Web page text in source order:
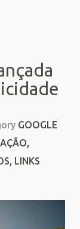
GOOGLE
,
, LINKS